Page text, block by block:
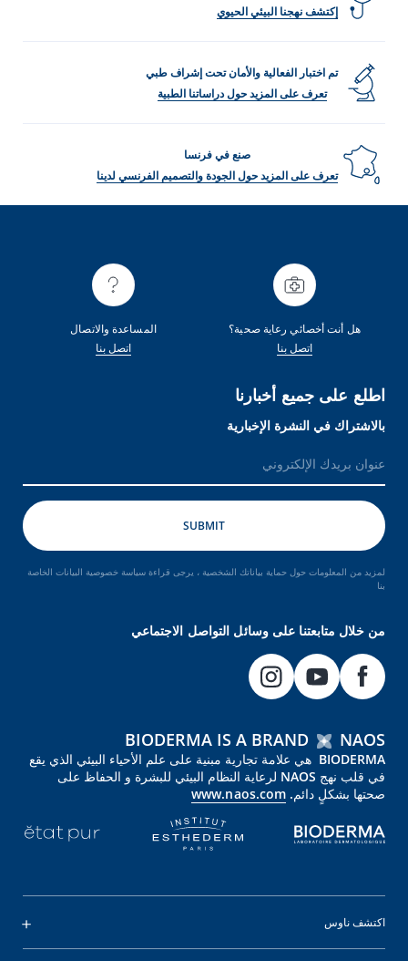
إكتشف نهجنا البيئي الحيوي
تم اختبار الفعالية والأمان تحت إشراف طبي
تعرف على المزيد حول دراساتنا الطبية
صنع في فرنسا
تعرف على المزيد حول الجودة والتصميم الفرنسي لدينا
هل أنت أخصائي رعاية صحية؟
اتصل بنا
المساعدة والاتصال
اتصل بنا
اطلع على جميع أخبارنا
بالاشتراك في النشرة الإخبارية
لمزيد من المعلومات حول حماية بياناتك الشخصية ، يرجى قراءة سياسة خصوصية البيانات الخاصة
بنا
من خلال متابعتنا على وسائل التواصل الاجتماعي
BIODERMA IS A BRAND NAOS
BIODERMA هي علامة تجارية مبنية على علم الأحياء البيئي الذي يقع
في قلب نهج NAOS لرعاية النظام البيئي للبشرة و الحفاظ على
صحتها بشكلٍ دائم. www.naos.com
اكتشف ناوس